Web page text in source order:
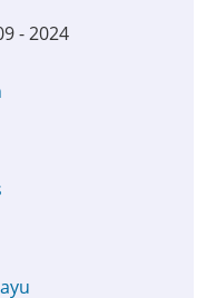
- 2024